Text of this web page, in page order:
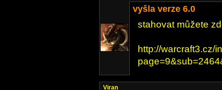
vyšla verze 6.0
stahovat můžete
http://warcraft3.cz/
Viran